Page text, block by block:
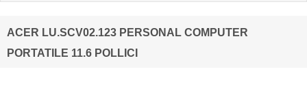
ACER LU.SCV02.123 PERSONAL COMPUTER
PORTATILE 11.6 POLLICI